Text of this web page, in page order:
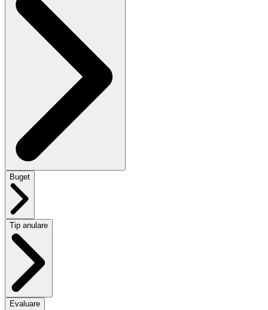
Buget
Tip anulare
Evaluare